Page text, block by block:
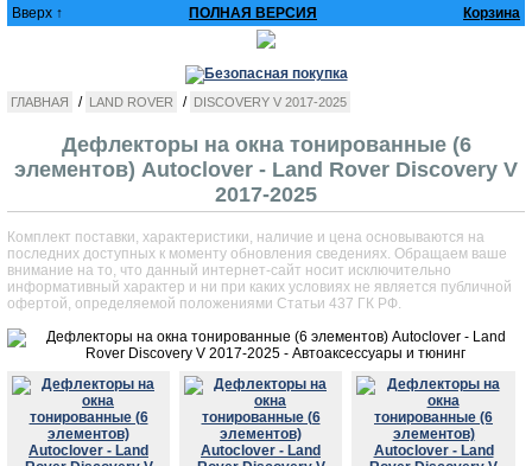
Вверх ↑ ПОЛНАЯ ВЕРСИЯ Корзина
ГЛАВНАЯ / LAND ROVER / DISCOVERY V 2017-2025
Дефлекторы на окна тонированные (6
элементов) Autoclover - Land Rover Discovery V
2017-2025
Комплект поставки, характеристики, наличие и цена основываются на
последних доступных к моменту обновления сведениях. Обращаем ваше
внимание на то, что данный интернет-сайт носит исключительно
информативный характер и ни при каких условиях не является публичной
офертой, определяемой положениями Статьи 437 ГК РФ.